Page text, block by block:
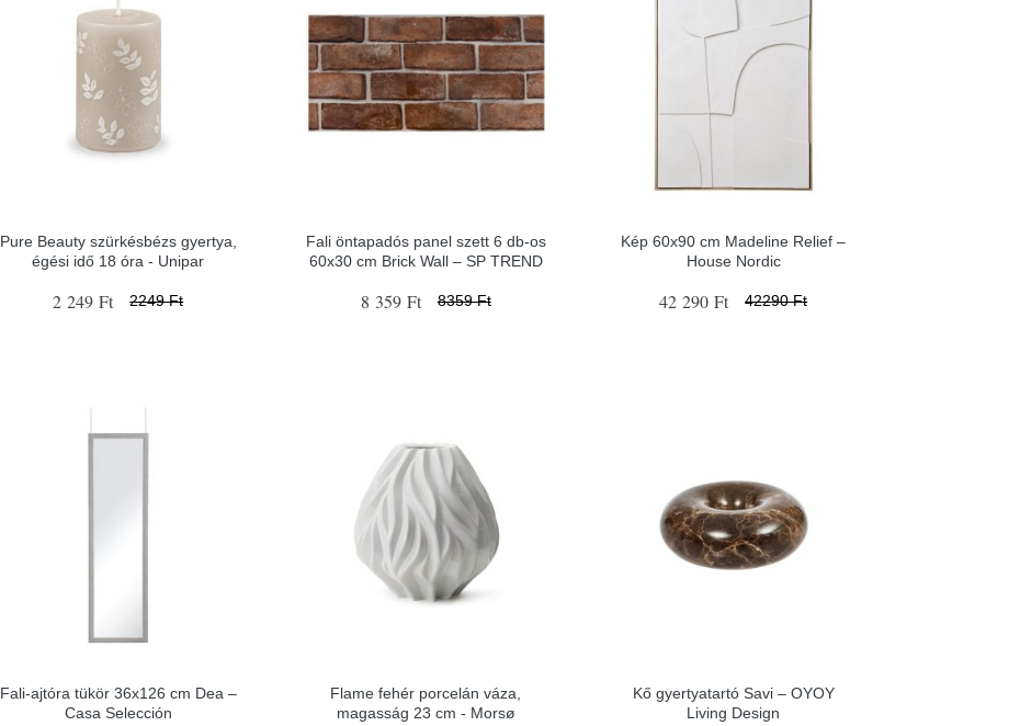
Pure Beauty szürkésbézs gyertya,
égési idő 18 óra - Unipar
2 249 Ft 2249 Ft
Fali öntapadós panel szett 6 db-os
60x30 cm Brick Wall – SP TREND
8 359 Ft 8359 Ft
Kép 60x90 cm Madeline Relief –
House Nordic
42 290 Ft 42290 Ft
Fali-ajtóra tükör 36x126 cm Dea –
Casa Selección
Flame fehér porcelán váza,
magasság 23 cm - Morsø
Kő gyertyatartó Savi – OYOY
Living Design